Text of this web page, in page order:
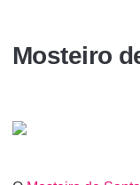
Mosteiro